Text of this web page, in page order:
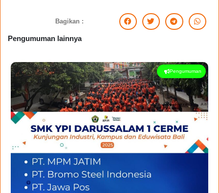
Bagikan :
Pengumuman lainnya
Pengumuman